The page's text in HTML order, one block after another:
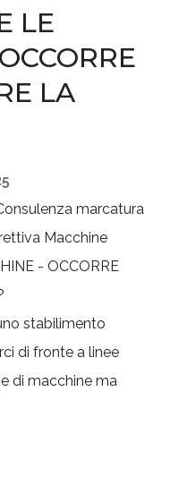
LE
LA
marcatura
Macchine
stabilimento
di fronte a linee
di macchine ma